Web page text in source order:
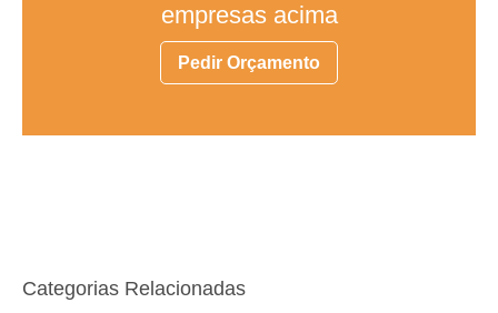
empresas acima
Pedir Orçamento
Categorias Relacionadas